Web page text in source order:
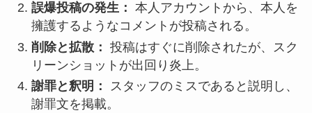
誤爆投稿の発生： 本人アカウントから、本人を
擁護するようなコメントが投稿される。
削除と拡散： 投稿はすぐに削除されたが、スク
リーンショットが出回り炎上。
謝罪と釈明：
スタッフのミスであると説明し、
謝罪文を掲載。